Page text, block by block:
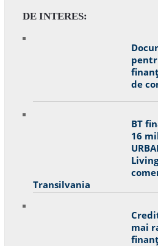
DE INTERES:
de
BT
16
Transilvania
mai